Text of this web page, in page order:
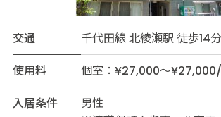
交通
千代田線 北綾瀬駅 徒歩14分
使用料
個室：¥27,000～
入居条件
男性